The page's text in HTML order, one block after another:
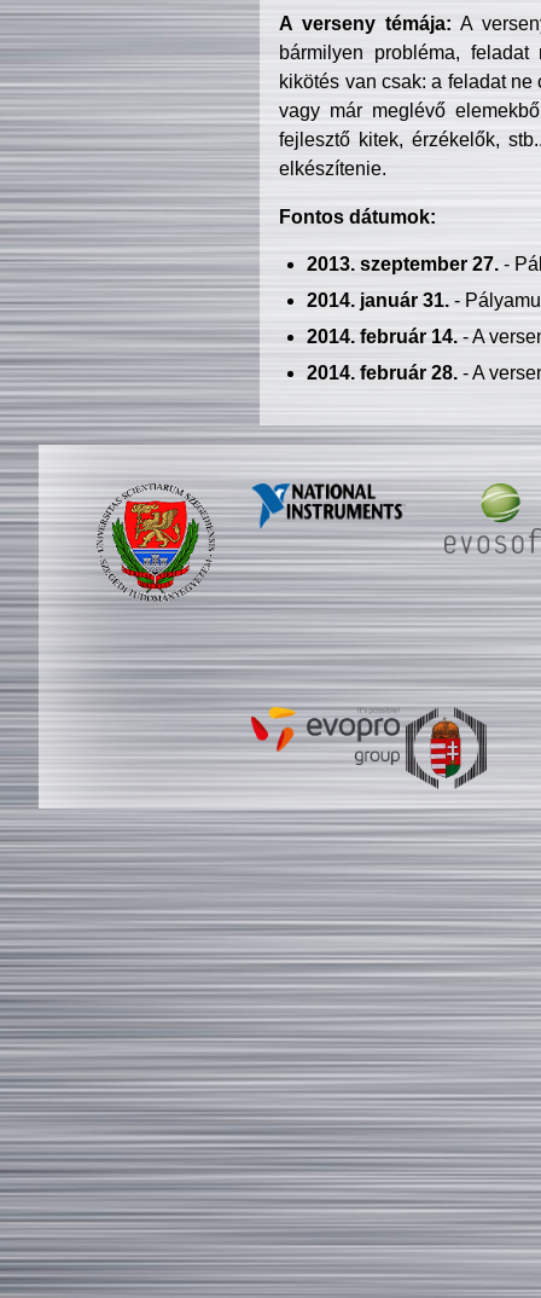
A verseny témája: A
bármilyen probléma, feladat
kikötés van csak: a feladat
vagy már meglévő
fejlesztő kitek, érzékelők,
elkészítenie.
Fontos dátumok:
2013. szeptember 27.-
2014. január 31.-
2014. február 14.- A
2014. február 28.- A